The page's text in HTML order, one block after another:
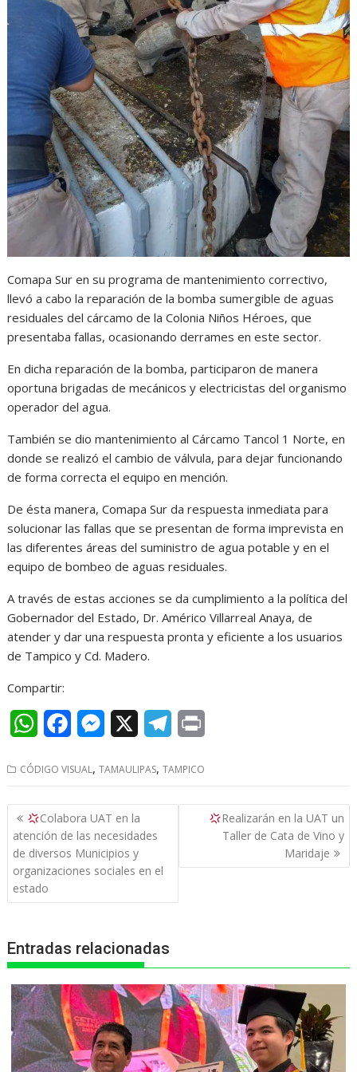
Comapa Sur en su programa de mantenimiento correctivo,
llevó a cabo la reparación de la bomba sumergible de aguas
residuales del cárcamo de la Colonia Niños Héroes, que
presentaba fallas, ocasionando derrames en este sector.
En dicha reparación de la bomba, participaron de manera
oportuna brigadas de mecánicos y electricistas del organismo
operador del agua.
También se dio mantenimiento al Cárcamo Tancol 1 Norte, en
donde se realizó el cambio de válvula, para dejar funcionando
de forma correcta el equipo en mención.
De ésta manera, Comapa Sur da respuesta inmediata para
solucionar las fallas que se presentan de forma imprevista en
las diferentes áreas del suministro de agua potable y en el
equipo de bombeo de aguas residuales.
A través de estas acciones se da cumplimiento a la política del
Gobernador del Estado, Dr. Américo Villarreal Anaya, de
atender y dar una respuesta pronta y eficiente a los usuarios
de Tampico y Cd. Madero.
Compartir:
W
a
t
s
A
p
c
e
b
o
M
s
s
e
n
l
e
n
CÓDIGO VISUAL,TAMAULIPAS,TAMPICO
Navegación
de
entradas
Colabora UAT en la
atención de las necesidades
de diversos Municipios y
organizaciones sociales en el
estado
Realizarán en la UAT un
Taller de Cata de Vino y
Maridaje
Entradas relacionadas